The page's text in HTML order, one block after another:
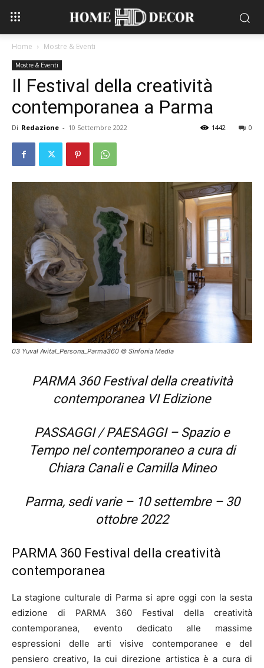
Home Mostre & Eventi
Mostre & Eventi
Il Festival della creatività
contemporanea a Parma
Di Redazione - 10 Settembre 2022 0
1442
03 Yuval Avital_Persona_Parma360 © Sinfonia Media
PARMA 360 Festival della creatività
contemporanea VI Edizione
PASSAGGI / PAESAGGI – Spazio e
Tempo nel contemporaneo a cura di
Chiara Canali e Camilla Mineo
Parma, sedi varie – 10 settembre – 30
ottobre 2022
PARMA 360 Festival della creatività
contemporanea
La stagione culturale di Parma si apre oggi con la sesta
edizione di PARMA 360 Festival della creatività
contemporanea, evento dedicato alle massime
espressioni delle arti visive contemporanee e del
pensiero creativo, la cui direzione artistica è a cura di